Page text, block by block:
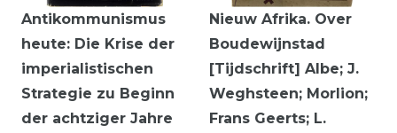
Antikommunismus
heute: Die Krise der
imperialistischen
Strategie zu Beginn
der achtziger Jahre
Nieuw Afrika. Over
Boudewijnstad
[Tijdschrift] Albe; J.
Weghsteen; Morlion;
Frans Geerts; L.